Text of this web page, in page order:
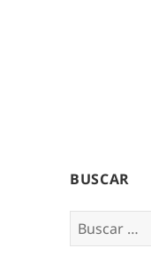
BUSCAR
Buscar: